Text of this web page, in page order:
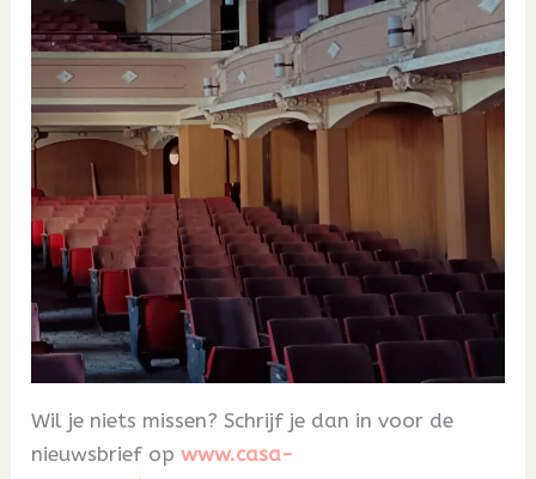
Wil je niets missen? Schrijf je dan in voor de
nieuwsbrief opwww.casa-